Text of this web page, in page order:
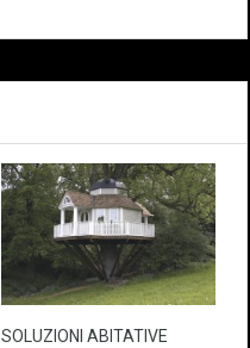
SOLUZIONI ABITATIVE